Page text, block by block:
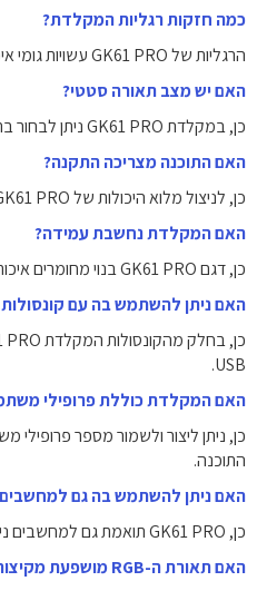
כמה חזקות רגליות המקלדת?
הרגליות של GK61 PRO עשויות גומי איכותי המספק אחיזה יציבה.
האם יש מצב תאורה סטטי?
כן, במקלדת GK61 PRO ניתן לבחור בתאורה אחידה קבועה.
האם התוכנה מצריכה התקנה?
כן, לניצול מלוא היכולות של GK61 PRO יש להתקין את התוכנה הייעודית.
האם המקלדת נחשבת עמידה?
כן, דגם GK61 PRO בנוי מחומרים איכותיים לעמידות ממושכת.
האם ניתן להשתמש בה עם
USB.
האם המקלדת כוללת פרופילי
התוכנה.
האם ניתן להשתמש בה גם למחשבים
כן, GK61 PRO תואמת גם למחשבים ניידים ולחיבורים Type-C.
האם תאורת ה-RGB מושפעת מקיצורי הדרך?